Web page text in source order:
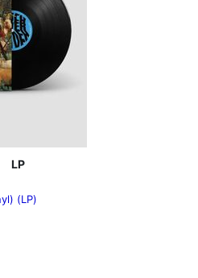
11 / 2010)
о наркотическом начале,
группы. Вы
к каннабису и
хиппи эмбиентному
этим альбомом."
LP
(LP)